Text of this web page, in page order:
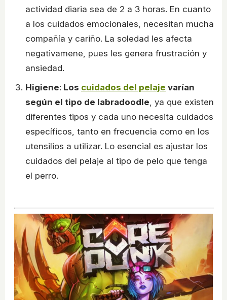
actividad diaria sea de 2 a 3 horas. En cuanto
a los cuidados emocionales, necesitan mucha
compañía y cariño. La soledad les afecta
negativamene, pues les genera frustración y
ansiedad.
Higiene: Los cuidados del pelaje varían
según el tipo de labradoodle, ya que existen
diferentes tipos y cada uno necesita cuidados
específicos, tanto en frecuencia como en los
utensilios a utilizar. Lo esencial es ajustar los
cuidados del pelaje al tipo de pelo que tenga
el perro.